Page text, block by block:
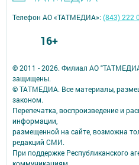
© 2011 - 2026. Филиал АО
защищены.
© ТАТМЕДИА. Все материалы,
законом.
Перепечатка, воспроизведение и
информации,
размещенной на сайте, возможна
редакций СМИ.
При поддержке Республиканского
Телефон АО «ТАТМЕДИА»:(843) 222
16+